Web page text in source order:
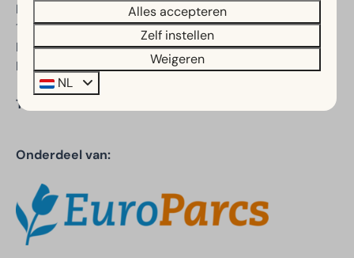
Duinweg 99
1871 AE Schoorl
Noord-Holland
Nederland
Telefoon:
Onderdeel van:
Alles accepteren
Zelf instellen
Weigeren
NL